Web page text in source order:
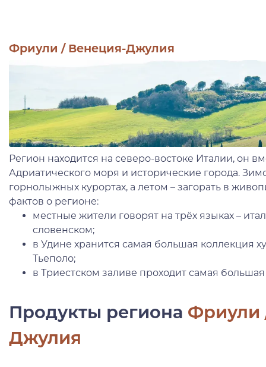
Фриули / Венеция-Джулия
Регион находится на северо-востоке Италии, он
Адриатического моря и исторические города.
горнолыжных курортах, а летом – загорать в
фактов о регионе:
местные жители говорят на трёх языках –
словенском;
в Удине хранится самая большая коллекция
Тьеполо;
в Триестском заливе проходит самая
Продукты региона Фриули
Джулия